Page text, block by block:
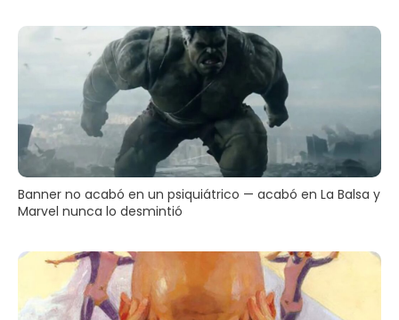
Banner no acabó en un psiquiátrico — acabó en La Balsa y
Marvel nunca lo desmintió